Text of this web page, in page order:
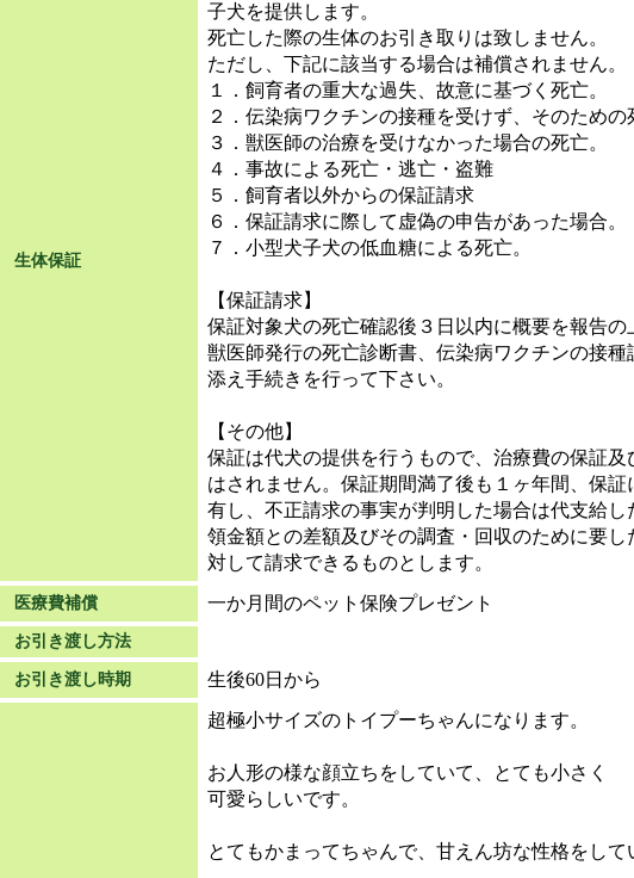
生体保証
子犬を提供します。
死亡した際の生体のお引き取りは致しません。
ただし、下記に該当する場合は補償されません。
１．飼育者の重大な過失、故意に基づく死亡。
２．伝染病ワクチンの接種を受けず、そのための
３．獣医師の治療を受けなかった場合の死亡。
４．事故による死亡・逃亡・盗難
５．飼育者以外からの保証請求
６．保証請求に際して虚偽の申告があった場合。
７．小型犬子犬の低血糖による死亡。
【保証請求】
保証対象犬の死亡確認後３日以内に概要を報告の
獣医師発行の死亡診断書、伝染病ワクチンの接種
添え手続きを行って下さい。
【その他】
保証は代犬の提供を行うもので、治療費の保証及
はされません。保証期間満了後も１ヶ年間、保証
有し、不正請求の事実が判明した場合は代支給し
領金額との差額及びその調査・回収のために要し
対して請求できるものとします。
医療費補償 一か月間のペット保険プレゼント
お引き渡し方法
お引き渡し時期 生後60日から
超極小サイズのトイプーちゃんになります。
お人形の様な顔立ちをしていて、とても小さく
可愛らしいです。
とてもかまってちゃんで、甘えん坊な性格をして